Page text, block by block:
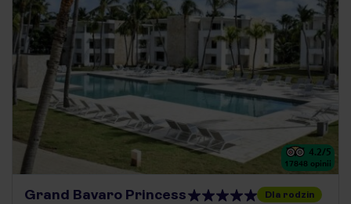
4.2/5
17848 opinii
Grand Bavaro Princess Dla rodzin